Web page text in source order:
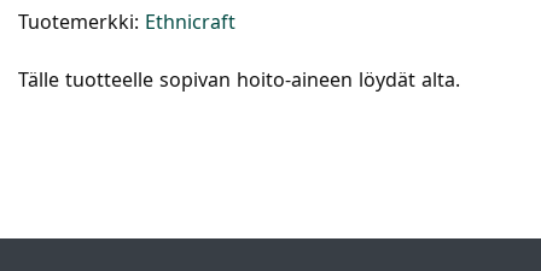
Tuotemerkki: Ethnicraft
Tälle tuotteelle sopivan hoito-aineen löydät alta.